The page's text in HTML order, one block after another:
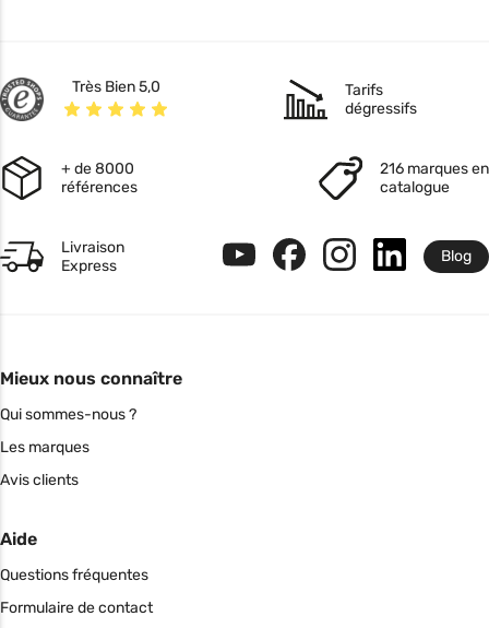
Très Bien 5,0
Tarifs
dégressifs
+ de 8000
références
216 marques en
catalogue
Livraison
Express
Blog
Mieux nous connaître
Qui sommes-nous ?
Les marques
Avis clients
Aide
Questions fréquentes
Formulaire de contact